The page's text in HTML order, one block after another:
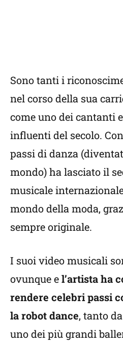
Sono tanti i
nel corso della sua
come uno dei cantanti
influenti del secolo.
passi di danza
mondo) ha lasciato il
musicale
mondo della moda,
sempre originale.
I suoi video musicali
ovunque el’artista ha
rendere celebri passi
la robot dance, tanto
uno dei più grandi